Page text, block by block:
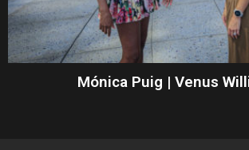
Mónica Puig | Venus